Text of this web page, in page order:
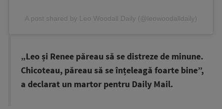
A post shared by Leo Woodall Daily (@leowoodalldaily)
„Leo și Renee păreau să se distreze de minune.
Chicoteau, păreau să se înțeleagă foarte bine”,
a declarat un martor pentru Daily Mail.